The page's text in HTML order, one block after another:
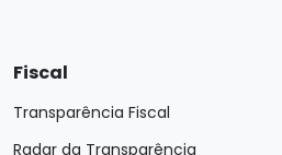
Fiscal
Transparência Fiscal
Radar da Transparência